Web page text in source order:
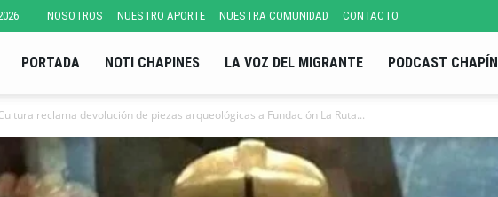
NOSOTROS NUESTRO APORTE NUESTRA COMUNIDAD CONTACTO
PORTADA NOTI CHAPINES LA VOZ DEL MIGRANTE PODCAST CHAPÍN
reclama devolución de piezas arqueológicas a Fundación La Ruta...